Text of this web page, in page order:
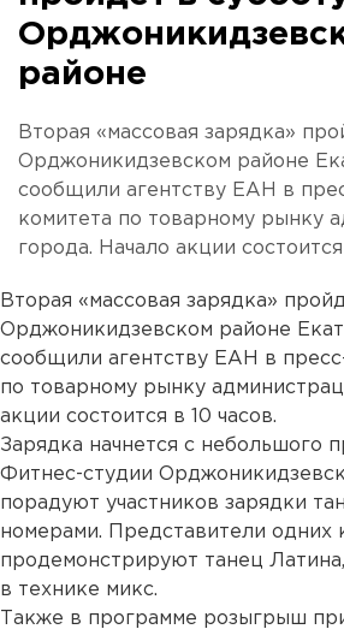
районе
Вторая «массовая зарядка»
Орджоникидзевском районе
сообщили агентству ЕАН в
комитета по товарному рынку
города. Начало акции состоится
Вторая «массовая зарядка»
Орджоникидзевском районе
сообщили агентству ЕАН в
по товарному рынку
акции состоится в 10 часов.
Зарядка начнется с небольшого
Фитнес-студии
порадуют участников зарядки
номерами. Представители одних
продемонстрируют танец
в технике микс.
Также в программе розыгрыш